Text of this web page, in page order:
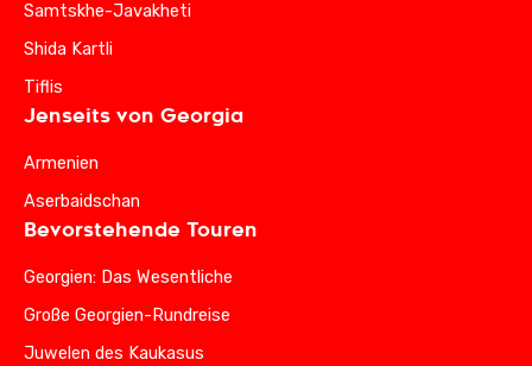
Samtskhe-Javakheti
Shida Kartli
Tiflis
Jenseits von Georgia
Armenien
Aserbaidschan
Bevorstehende Touren
Georgien: Das Wesentliche
Große Georgien-Rundreise
Juwelen des Kaukasus